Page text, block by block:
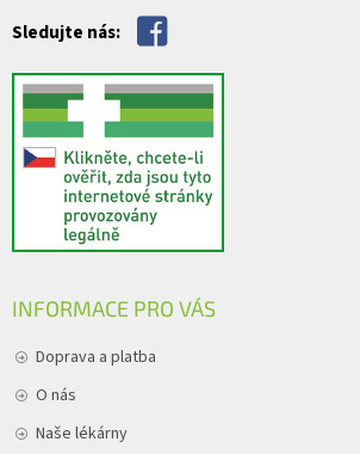
Sledujte nás:
INFORMACE PRO VÁS
Doprava a platba
O nás
Naše lékárny